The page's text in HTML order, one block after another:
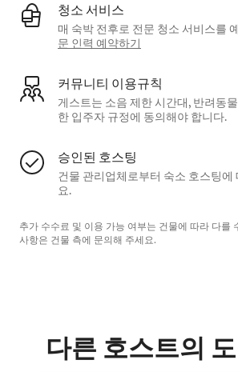
청소 서비스
매 숙박 전후로 전문 청소 서비스를
문 인력 예약하기
커뮤니티 이용규칙
게스트는 소음 제한 시간대, 반려동
한 입주자 규정에 동의해야 합니다.
승인된 호스팅
건물 관리업체로부터 숙소 호스팅에
요.
추가 수수료 및 이용 가능 여부는 건물에 따라 다를
사항은 건물 측에 문의해 주세요.
다른 호스트의